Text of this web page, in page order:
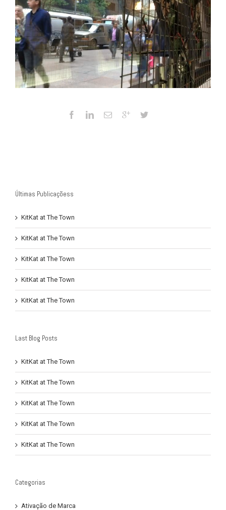
Últimas Publicaçõess
KitKat at The Town
KitKat at The Town
KitKat at The Town
KitKat at The Town
KitKat at The Town
Last Blog Posts
KitKat at The Town
KitKat at The Town
KitKat at The Town
KitKat at The Town
KitKat at The Town
Categorias
Ativação de Marca